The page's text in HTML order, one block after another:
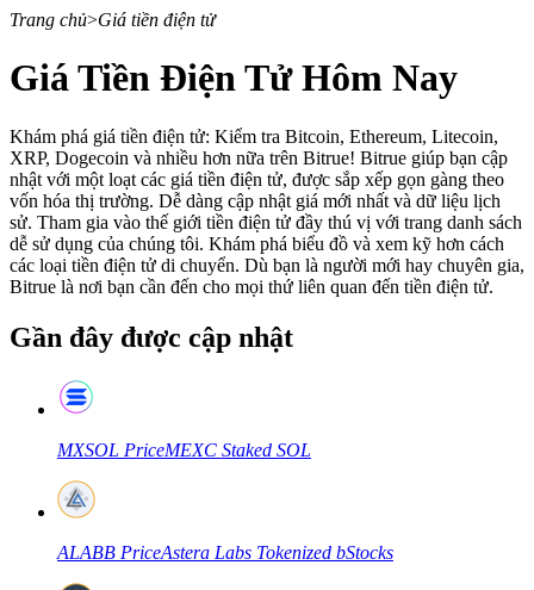
USDT Futures
Futures sử dụng USDT làm tài sản thế chấp
Trang chủ>Giá tiền điện tử
Giá Tiền Điện Tử Hôm Nay
Khám phá giá tiền điện tử: Kiểm tra Bitcoin, Ethereum, Litecoin,
XRP, Dogecoin và nhiều hơn nữa trên Bitrue! Bitrue giúp bạn cập
nhật với một loạt các giá tiền điện tử, được sắp xếp gọn gàng theo
vốn hóa thị trường. Dễ dàng cập nhật giá mới nhất và dữ liệu lịch
sử. Tham gia vào thế giới tiền điện tử đầy thú vị với trang danh sách
dễ sử dụng của chúng tôi. Khám phá biểu đồ và xem kỹ hơn cách
các loại tiền điện tử di chuyển. Dù bạn là người mới hay chuyên gia,
Bitrue là nơi bạn cần đến cho mọi thứ liên quan đến tiền điện tử.
Gần đây được cập nhật
MXSOL PriceMEXC Staked SOL
ALABB PriceAstera Labs Tokenized bStocks